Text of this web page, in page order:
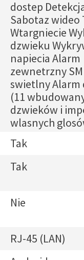
dostep
Sabotaz wideo
Wtargniecie
dzwieku
napiecia Alarm
zewnetrzny
swietlny Alarm
(11
dzwieków i
wlasnych
Tak
Tak
Nie
RJ-45 (LAN)